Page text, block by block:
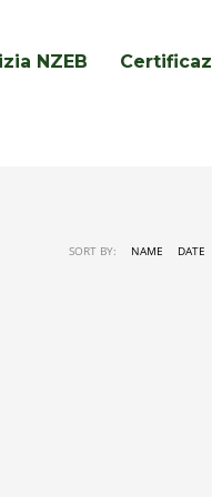
NZEB
SORT BY: NAME DATE